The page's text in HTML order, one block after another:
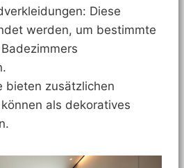
Diese
werden, um bestimmte
bieten zusätzlichen
als dekoratives